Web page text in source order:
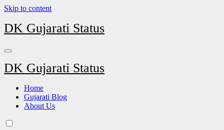
Skip to content
DK Gujarati Status
DK Gujarati Status
Home
Gujarati Blog
About Us